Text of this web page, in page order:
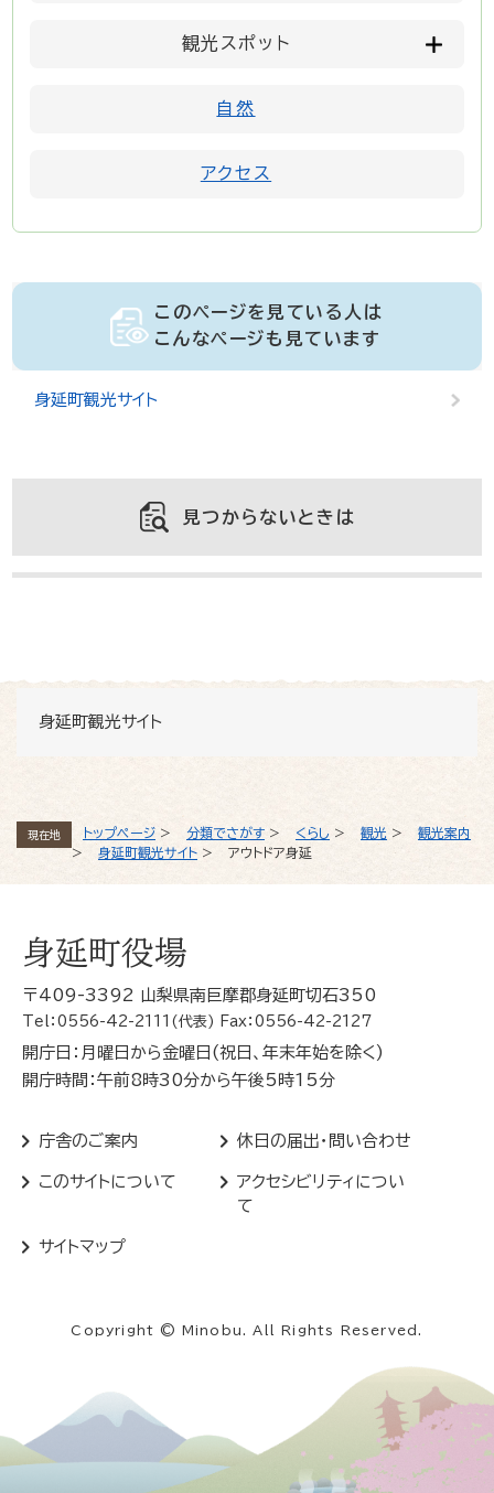
現在地 トップページ > 分類でさがす > くらし > 観光 >
観光案内
>
身延町観光サイト > アウトドア身延
観光スポット
自然
アクセス
このページを見ている人は
こんなページも見ています
身延町観光サイト
見つからないときは
身延町観光サイト
身延町役場
〒409-3392 山梨県南巨摩郡身延町切石350
Tel：0556-42-2111(代表) Fax：0556-42-2127
開庁日：月曜日から金曜日(祝日、年末年始を除く)
開庁時間：午前8時30分から午後5時15分
庁舎のご案内 休日の届出・問い合わせ
このサイトについて
アクセシビリティについ
て
サイトマップ
Copyright © Minobu. All Rights Reserved.